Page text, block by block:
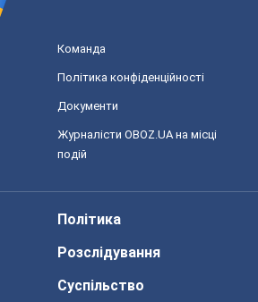
Команда
Політика конфіденційності
Документи
Журналісти OBOZ.UA на місці
подій
Політика
Розслідування
Суспільство